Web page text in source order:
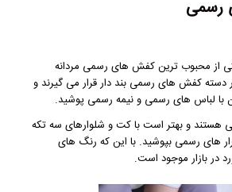
رسمی
از محبوب ترین کفش های رسمی مردانه
کفش های رسمی بند دار قرار می گیرند و
با لباس های رسمی و نیمه رسمی پوشید.
هستند و بهتر است با کت و شلوارهای سه تکه
های رسمی بپوشید. با این که رنگ های
در بازار موجود است.